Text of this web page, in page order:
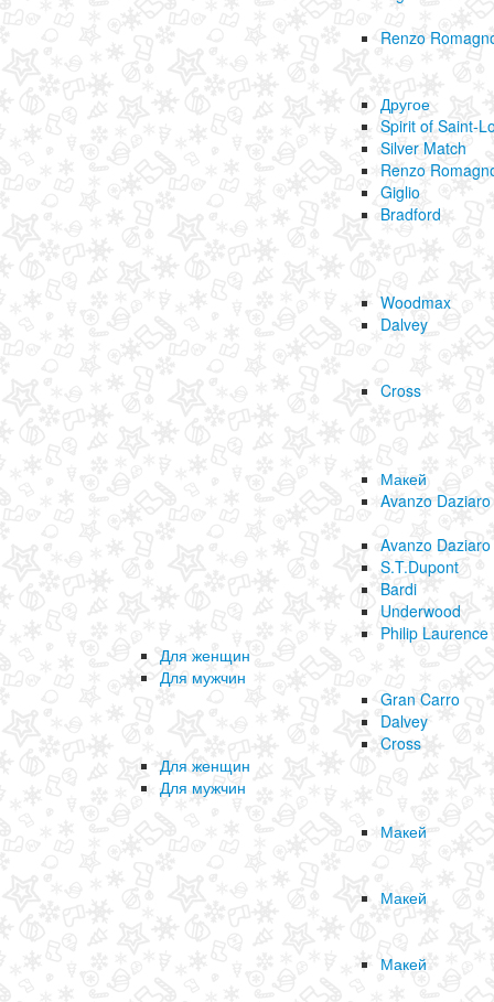
Renzo
Другое
Spirit of Saint-
Silver Match
Renzo
Giglio
Bradford
Woodmax
Dalvey
Cross
Макей
Avanzo Daziaro
Avanzo Daziaro
S.T.Dupont
Bardi
Underwood
Philip Laurence
Для женщин
Для мужчин
Gran Carro
Dalvey
Cross
Для женщин
Для мужчин
Макей
Макей
Макей